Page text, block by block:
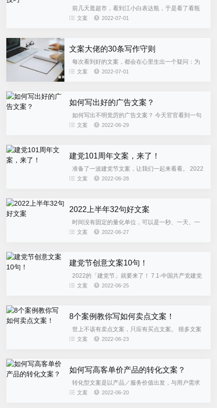
前几天逛超市，看到江小白表达瓶，于是看了看瓶
身上的文案。 刚好想起前段时间有粉丝想要看好文案
文案 2022-07-01
文案大佬的30条写作守则
每次看到好的文案，都会在心里生出一个疑问：为
什么不是我写的！不用再羡慕别人文思泉涌了，不用
文案 2022-07-01
如何写出好的广告文案？
如何写出不明觉厉的广告文案？ 今天官官看到一句
话非常有启发：“将已知事物陌生化，是一种创造。”
文案 2022-06-29
建党101周年文案，来了！
准备了一波建党节文案，让我们一起来看看。 2022
建党节关键词 ：101、初心、党、幸福、美好、有党
文案 2022-06-28
2022上半年32句好文案
时间没有固定的量化单位，可以是一秒、一天、一
周……也可以是一个半年。 转眼已是六月盛夏，
文案 2022-06-27
建党节创意文案10句！
2022的「建党节」就要来了！ 7.1-中国共产党建党
101周年 百年征程，砥砺前进 这是一个值得所有中国
文案 2022-06-25
8个案例教你写如何卖点文案！
世上不该有卖点文案，只应有买点文案。 很多文案
写了一辈子，只会写卖点，不会撩买点。 卖点文案是
文案 2022-06-23
如何写高客单价产品的转化文案？
转化型文案是以产品／服务价值出发，与用户需求
匹配，能够传递价值、突出卖点、勾起欲望、促成行
文案 2022-06-20